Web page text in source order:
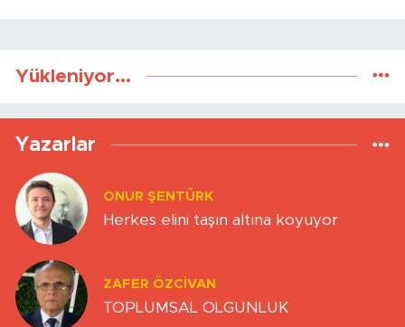
Yükleniyor...
Yazarlar
ONUR ŞENTÜRK
Herkes elini taşın altına koyuyor
ZAFER ÖZCIVAN
TOPLUMSAL OLGUNLUK